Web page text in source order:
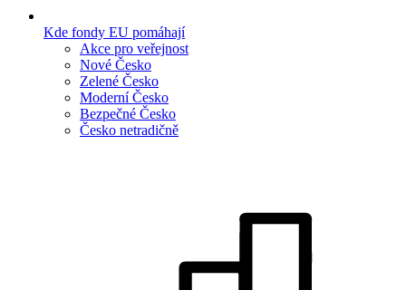
Kde fondy EU pomáhají
Akce pro veřejnost
Nové Česko
Zelené Česko
Moderní Česko
Bezpečné Česko
Česko netradičně